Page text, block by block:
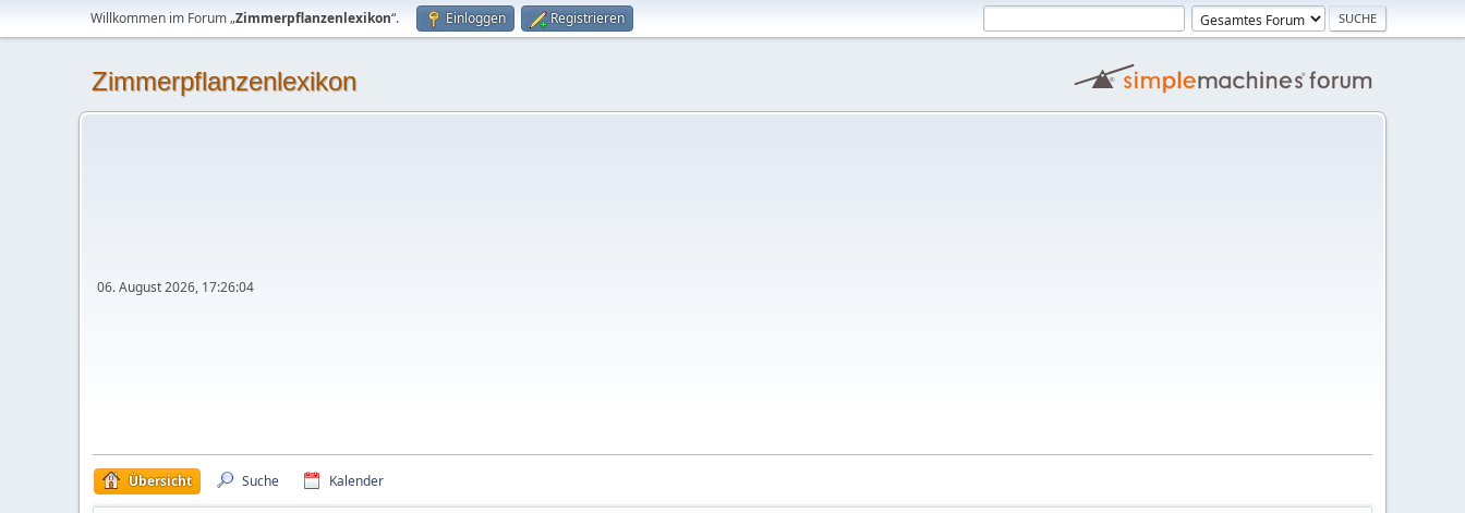
Willkommen im Forum „Zimmerpflanzenlexikon“. Einloggen Registrieren
Zimmerpflanzenlexikon
06. August 2026, 17:26:04
Übersicht Suche Kalender